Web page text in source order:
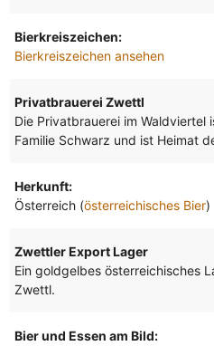
Bierkreiszeichen:
Bierkreiszeichen ansehen
Privatbrauerei Zwettl
Die Privatbrauerei im Waldviertel
Familie Schwarz und ist Heimat
Herkunft:
Österreich (österreichisches Bier)
Zwettler Export Lager
Ein goldgelbes österreichisches
Zwettl.
Bier und Essen am Bild: